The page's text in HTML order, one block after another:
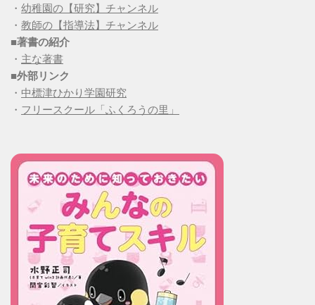
・ 幼稚園の【研究】チャンネル
・ 教師の【指導法】チャンネル
■著書の紹介
・ 主な著書
■外部リンク
・ 中標津ひかり学園研究
・ フリースクール「ふくろうの里」